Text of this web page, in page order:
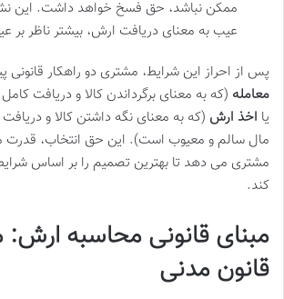
ممکن نباشد، حق فسخ خواهد داشت. این
عیب به معنای دریافت ارش، بیشتر ناظر
پس از احراز این شرایط، مشتری دو راهکار قانونی
معامله (که به معنای برگرداندن کالا و دریافت
یا اخذ ارش (که به معنای نگه داشتن کالا و
مال سالم و معیوب است). این حق انتخاب، قدرت
مشتری می دهد تا بهترین تصمیم را بر اساس
کند.
قانون مدنی